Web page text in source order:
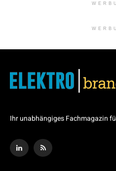
Ihr unabhängiges Fachmagazin